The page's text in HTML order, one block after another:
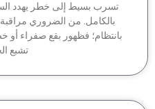
تسرب بسيط إلى خطر يهدد السلامة
بالكامل. من الضروري مراقبة جدران
فظهور بقع صفراء أو خضراء
تشبع الخرسانة